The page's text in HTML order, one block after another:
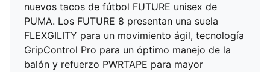
nuevos tacos de fútbol FUTURE unisex de
PUMA. Los FUTURE 8 presentan una suela
FLEXGILITY para un movimiento ágil, tecnología
GripControl Pro para un óptimo manejo de la
balón y refuerzo PWRTAPE para mayor